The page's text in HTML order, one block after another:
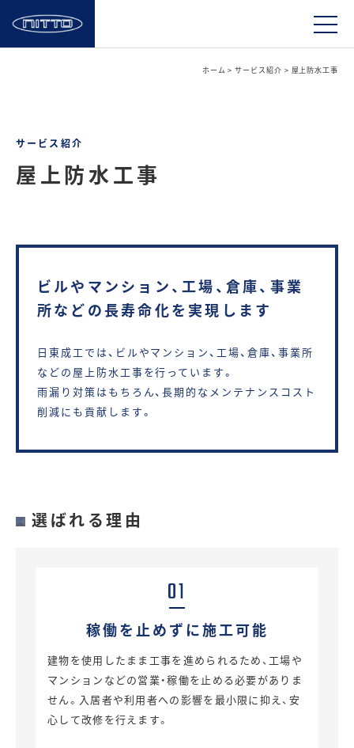
ホーム > サービス紹介 > 屋上防水工事
サービス紹介
屋上防水工事
ビルやマンション、工場、倉庫、事業
所などの長寿命化を実現します
日東成工では、ビルやマンション、工場、倉庫、事業所
などの屋上防水工事を行っています。
雨漏り対策はもちろん、長期的なメンテナンスコスト
削減にも貢献します。
選ばれる理由
01
稼働を止めずに施工可能
建物を使用したまま工事を進められるため、工場や
マンションなどの営業・稼働を止める必要がありま
せん。入居者や利用者への影響を最小限に抑え、安
心して改修を行えます。